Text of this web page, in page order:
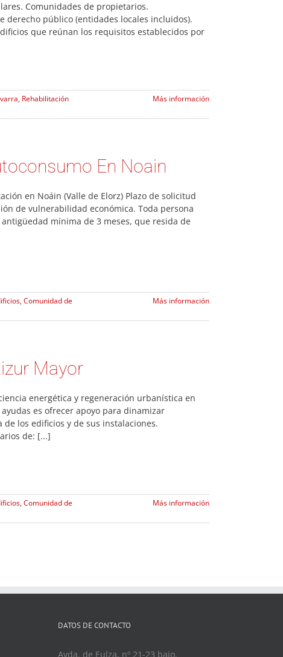
Comunidades de propietarios.
derecho público (entidades locales incluidos).
que reúnan los requisitos establecidos por
, Rehabilitación
Más información
En Noain
en Noáin (Valle de Elorz) Plazo de solicitud
de vulnerabilidad económica. Toda persona
mínima de 3 meses, que resida de
, Comunidad de
Más información
Mayor
energética y regeneración urbanística en
es ofrecer apoyo para dinamizar
los edificios y de sus instalaciones.
de: [...]
, Comunidad de
Más información
DATOS DE CONTACTO
Avda. de Eulza, nº 21-23 bajo.